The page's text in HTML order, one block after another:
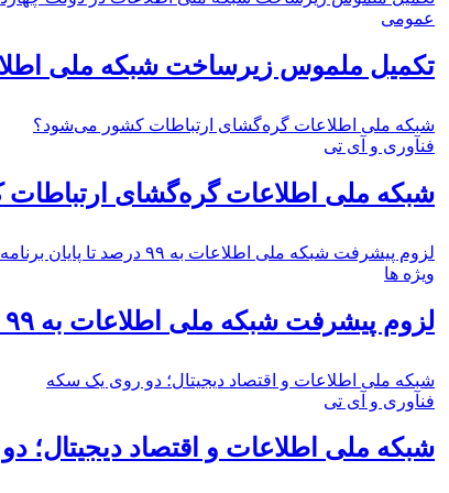
عمومی
تکمیل ملموس زیرساخت شبکه ملی
شبکه ملی اطلاعات گره‌گشای ارتباطات کشور می‌شود؟
فنآوری و آی تی
شبکه ملی اطلاعات گره‌گشای
لزوم پیشرفت شبکه ملی اطلاعات به ۹۹ درصد تا پایان برنامه هفتم
ویژه ها
لزوم پیشرفت شبکه ملی اطلاعات به ۹۹ درصد تا پایان برنامه هفتم
شبکه ملی اطلاعات و اقتصاد دیجیتال؛ دو روی یک سکه
فنآوری و آی تی
شبکه ملی اطلاعات و اقتصاد دیجیتال؛